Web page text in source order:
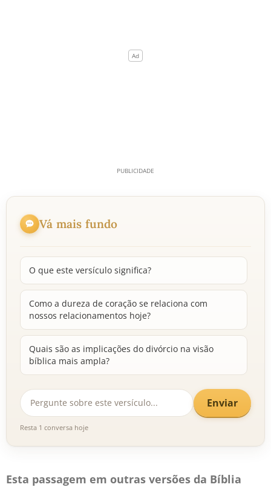
Vá mais fundo
O que este versículo significa?
Como a dureza de coração se relaciona com
nossos relacionamentos hoje?
Quais são as implicações do divórcio na visão
bíblica mais ampla?
Enviar
Resta 1 conversa hoje
Esta passagem em outras versões da Bíblia